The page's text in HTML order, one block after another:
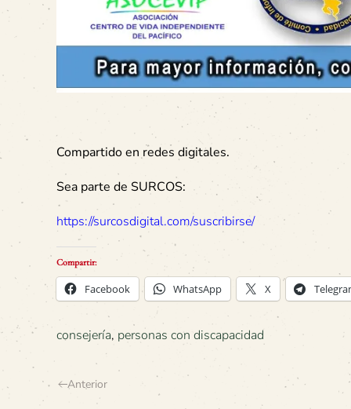
Compartido en redes digitales.
Sea parte de SURCOS:
https://surcosdigital.com/suscribirse/
Compartir:
Facebook WhatsApp X
consejería, personas con discapacidad
Anterior